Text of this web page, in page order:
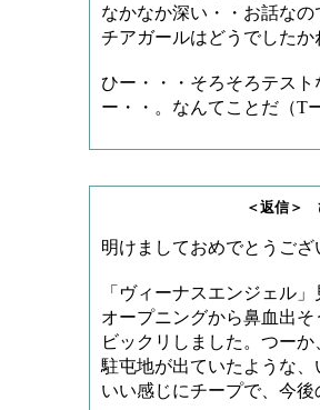
なかなか深い・・お話な
チアガールはどうでしたか
ひー・・・そろそろテス
ー・・。なんてことだ（T
＜返信＞ ひでたけ
明けましておめでとうござ
「ヴィーナスエンジェル
オープニングから鼻血出
ビックリしました。つー
駐屯地が出ていたような
いい感じにチープで、今